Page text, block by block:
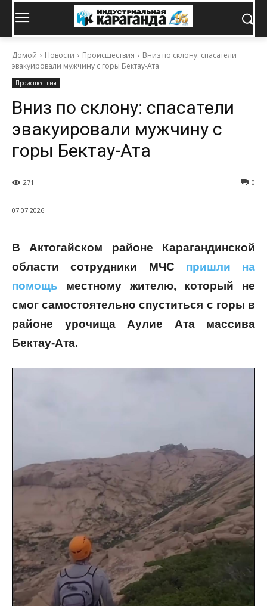
Домой Новости Происшествия
Вниз по склону: спасатели
эвакуировали мужчину с горы Бектау-Ата
Происшествия
Вниз по склону: спасатели
эвакуировали мужчину с
горы Бектау-Ата
0
271
07.07.2026
В Актогайском районе Карагандинской
области сотрудники МЧС пришли на
помощь местному жителю, который не
смог самостоятельно спуститься с горы в
районе урочища Аулие Ата массива
Бектау-Ата.